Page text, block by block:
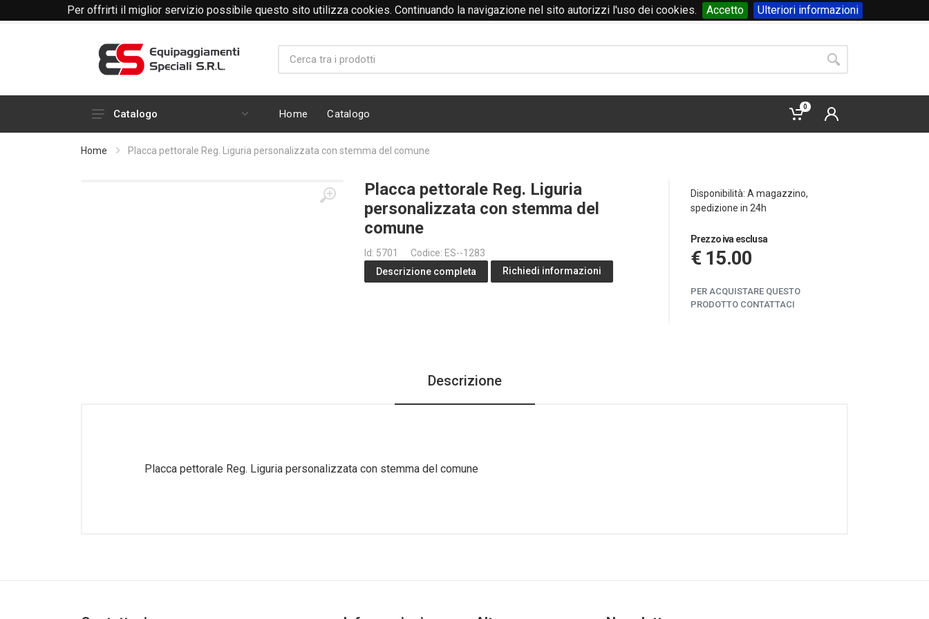
Per offrirti il miglior servizio possibile questo sito utilizza cookies. Continuando la navigazione nel sito autorizzi l'uso dei cookies. Accetto Ulteriori informazioni
Telefono +39 0171 338360 Email: amministrazione@abitidalavoro.it Accedi oregistrati
Calzature
Protezione Civile
Catalogo Home Catalogo
0
Home Placca pettorale Reg. Liguria personalizzata con stemma del comune
Placca pettorale Reg. Liguria
personalizzata con stemma del
comune
Id: 5701
Codice: ES--1283
Descrizione completa
Richiedi informazioni
Disponibilità: A magazzino,
spedizione in 24h
Prezzo iva esclusa
€ 15.00
PER ACQUISTARE QUESTO
PRODOTTO CONTATTACI
Descrizione
Placca pettorale Reg. Liguria personalizzata con stemma del comune